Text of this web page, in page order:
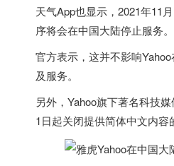
天气App也显示，2021年11
序将会在中国大陆停止服务。
官方表示，这并不影响
及服务。
另外，Yahoo旗下著名科技
1日起关闭提供简体中文内容